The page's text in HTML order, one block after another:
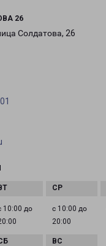
26
Солдатова, 26
10:00 до
с 10:00 до
20:00